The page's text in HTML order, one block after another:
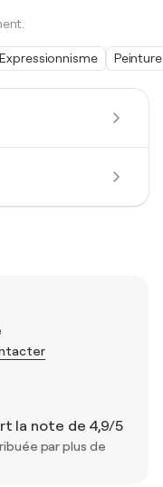
la note de 4,9/5
par plus de
Expressionnisme Peinture